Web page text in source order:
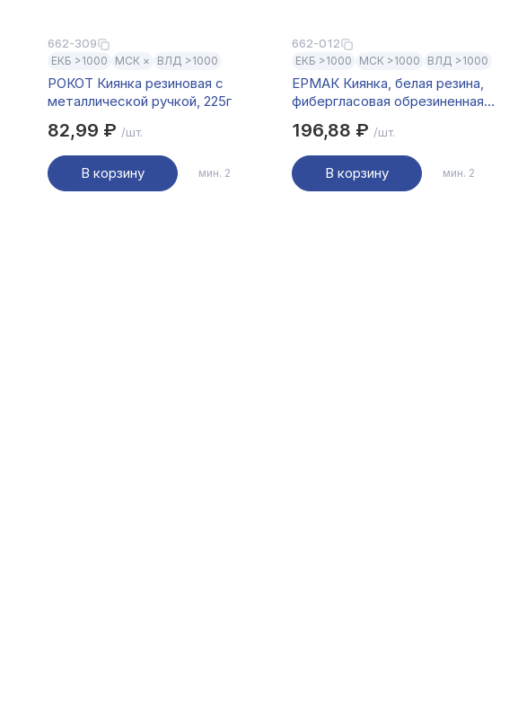
662-309
ЕКБ >1000 МСК × ВЛД >1000
РОКОТ Киянка резиновая с
металлической ручкой, 225г
82,99 ₽/шт.
В корзину мин. 2
662-012
ЕКБ >1000 МСК >1000 ВЛД >1000
ЕРМАК Киянка, белая резина,
фибергласовая обрезиненная
196,88 ₽ /шт.
В корзину мин. 2